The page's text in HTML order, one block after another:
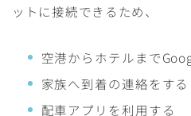
ットに接続できるため、
空港からホテルまで
家族へ到着の連絡をする
配車アプリを利用する